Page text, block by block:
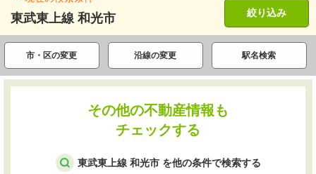
東武東上線 和光市 絞り込み
市・区の変更 沿線の変更 駅名検索
その他の不動産情報も
チェックする
東武東上線 和光市 を他の条件で検索する